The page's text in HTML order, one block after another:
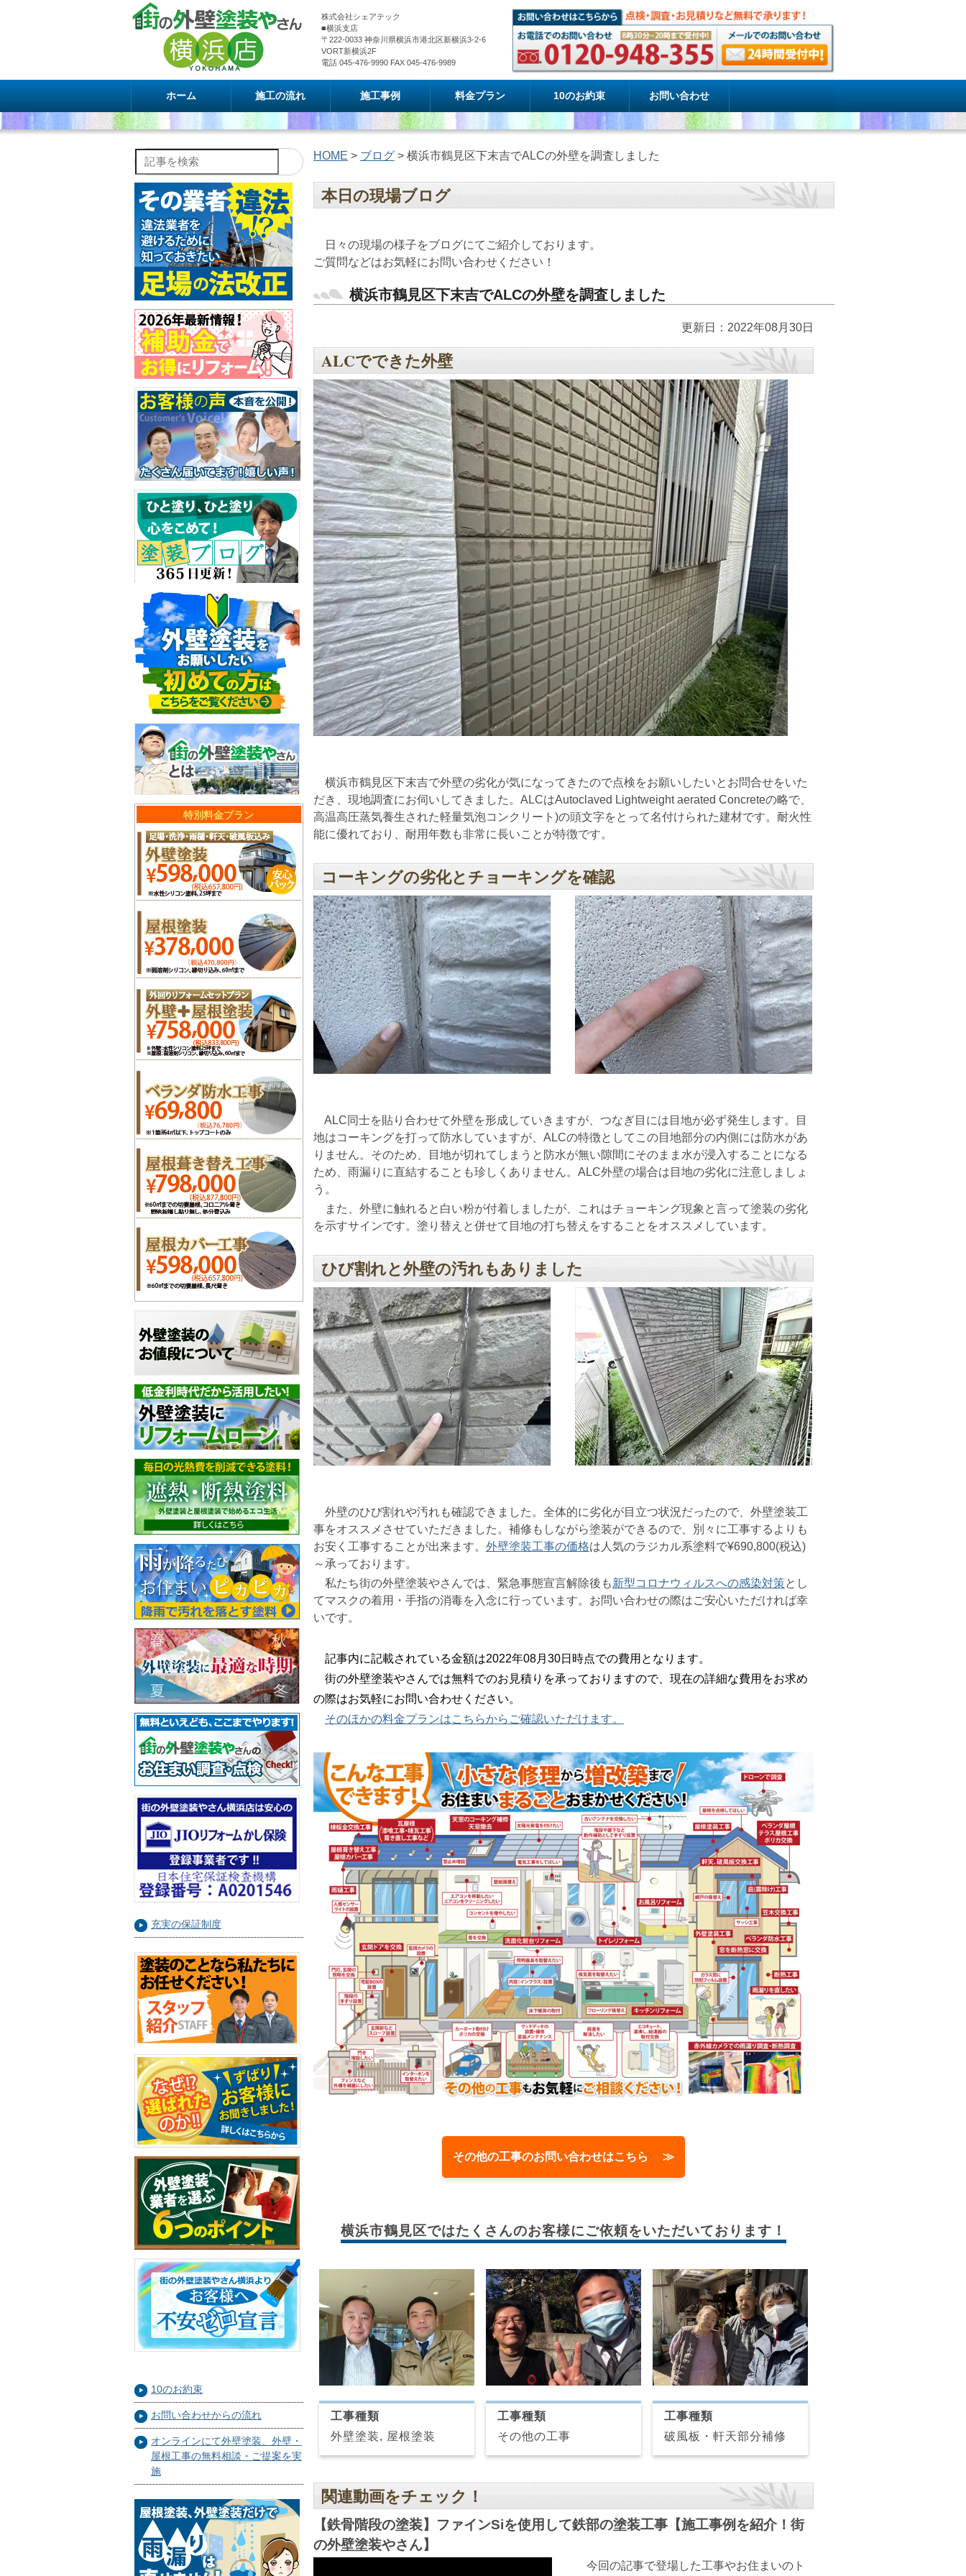
株式会社シェアテック
■横浜支店
〒222-0033 神奈川県横浜市港北区新横浜3-2-6
VORT新横浜2F
電話 045-476-9990 FAX 045-476-9989
ホーム 施工の流れ 施工事例 料金プラン 10のお約束 お問い合わせ
記事を検索
特別料金プラン
充実の保証制度
10のお約束
お問い合わせからの流れ
オンラインにて外壁塗装、外壁・
屋根工事の無料相談・ご提案を実
施
HOME > ブログ> 横浜市鶴見区下末吉でALCの外壁を調査しました
本日の現場ブログ
日々の現場の様子をブログにてご紹介しております。
ご質問などはお気軽にお問い合わせください！
横浜市鶴見区下末吉でALCの外壁を調査しました
更新日：2022年08月30日
ALCでできた外壁
横浜市鶴見区下末吉で外壁の劣化が気になってきたので点検をお願いしたいとお問合せをいた
だき、現地調査にお伺いしてきました。ALCはAutoclaved Lightweight aerated Concreteの略で、
高温高圧蒸気養生された軽量気泡コンクリート)の頭文字をとって名付けられた建材です。耐火性
能に優れており、耐用年数も非常に長いことが特徴です。
コーキングの劣化とチョーキングを確認
ALC同士を貼り合わせて外壁を形成していきますが、つなぎ目には目地が必ず発生します。目
地はコーキングを打って防水していますが、ALCの特徴としてこの目地部分の内側には防水があ
りません。そのため、目地が切れてしまうと防水が無い隙間にそのまま水が浸入することになる
ため、雨漏りに直結することも珍しくありません。ALC外壁の場合は目地の劣化に注意しましょ
う。
また、外壁に触れると白い粉が付着しましたが、これはチョーキング現象と言って塗装の劣化
を示すサインです。塗り替えと併せて目地の打ち替えをすることをオススメしています。
ひび割れと外壁の汚れもありました
外壁のひび割れや汚れも確認できました。全体的に劣化が目立つ状況だったので、外壁塗装工
事をオススメさせていただきました。補修もしながら塗装ができるので、別々に工事するよりも
お安く工事することが出来ます。 外壁塗装工事の価格は人気のラジカル系塗料で¥690,800(税込)
～承っております。
私たち街の外壁塗装やさんでは、緊急事態宣言解除後も新型コロナウィルスへの感染対策とし
てマスクの着用・手指の消毒を入念に行っています。お問い合わせの際はご安心いただければ幸
いです。
記事内に記載されている金額は2022年08月30日時点での費用となります。
街の外壁塗装やさんでは無料でのお見積りを承っておりますので、現在の詳細な費用をお求め
の際はお気軽にお問い合わせください。
そのほかの料金プランはこちらからご確認いただけます。
その他の工事のお問い合わせはこちら ≫
横浜市鶴見区ではたくさんのお客様にご依頼をいただいております！
工事種類
外壁塗装, 屋根塗装
工事種類
その他の工事
工事種類
破風板・軒天部分補修
関連動画をチェック！
【鉄骨階段の塗装】ファインSiを使用して鉄部の塗装工事【施工事例を紹介！街
の外壁塗装やさん】
今回の記事で登場した工事やお住まいのト